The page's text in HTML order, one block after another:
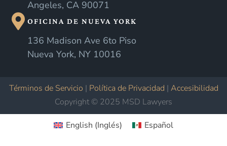
Angeles, CA 90071
OFICINA DE NUEVA YORK
136 Madison Ave 6to Piso
Nueva York, NY 10016
Términos de Servicio | Política de Privacidad | Accesibilidad
Copyright © 2025 MSD Lawyers
English (Inglés) Español